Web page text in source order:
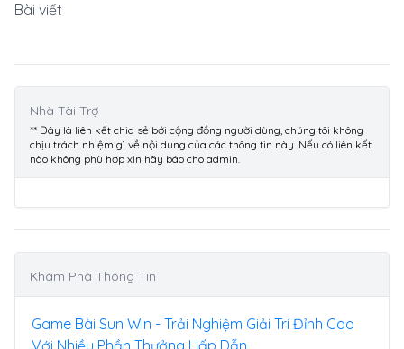
Bài viết
Nhà Tài Trợ
** Đây là liên kết chia sẻ bới cộng đồng người dùng, chúng tôi không
chịu trách nhiệm gì về nội dung của các thông tin này. Nếu có liên kết
nào không phù hợp xin hãy báo cho admin.
Khám Phá Thông Tin
Game Bài Sun Win - Trải Nghiệm Giải Trí Đỉnh Cao